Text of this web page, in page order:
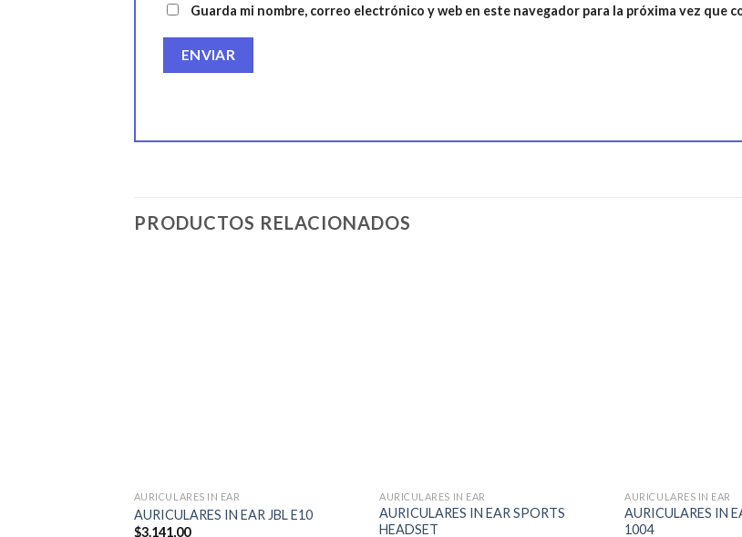
Guarda mi nombre, correo electrónico y web en este navegador para la próxima vez que
PRODUCTOS RELACIONADOS
AURICULARES IN EAR
AURICULARES IN EAR JBL E10
$3.141,00
AURICULARES IN EAR
AURICULARES IN EAR SPORTS
HEADSET
AURICULARES IN EAR
AURICULARES IN
1004